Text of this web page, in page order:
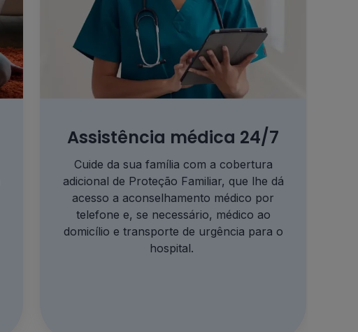
Assistência médica 24/7
Cuide da sua família com a cobertura
adicional de Proteção Familiar, que lhe dá
acesso a aconselhamento médico por
telefone e, se necessário, médico ao
domicílio e transporte de urgência para o
hospital.